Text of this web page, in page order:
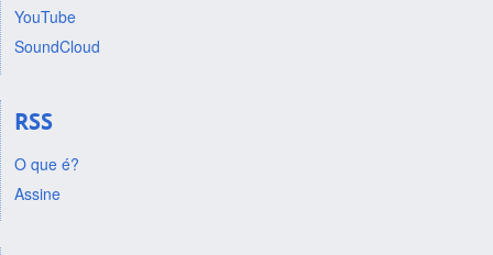
YouTube
SoundCloud
RSS
O que é?
Assine